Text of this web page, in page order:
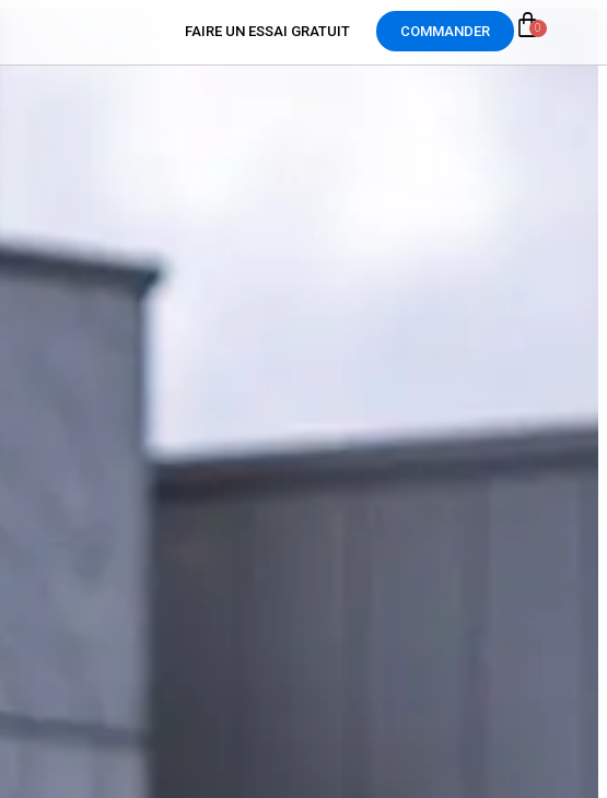
FAIRE UN ESSAI GRATUIT
COMMANDER 0